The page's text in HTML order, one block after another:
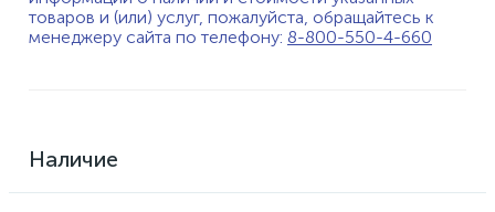
товаров и (или) услуг, пожалуйста, обращайтесь к
менеджеру сайта по телефону: 8-800-550-4-660
Наличие